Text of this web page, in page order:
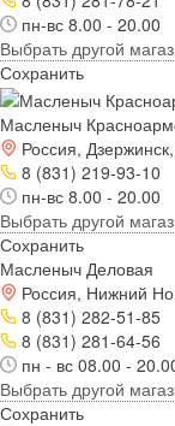
пн-вс 8.00 - 20.00
Выбрать другой
Сохранить
Масленыч
Россия,
8 (831) 219-93-10
пн-вс 8.00 - 20.00
Выбрать другой
Сохранить
Масленыч Деловая
Россия, Нижний
8 (831) 282-51-85
8 (831) 281-64-56
пн - вс 08.00 -
Выбрать другой
Сохранить